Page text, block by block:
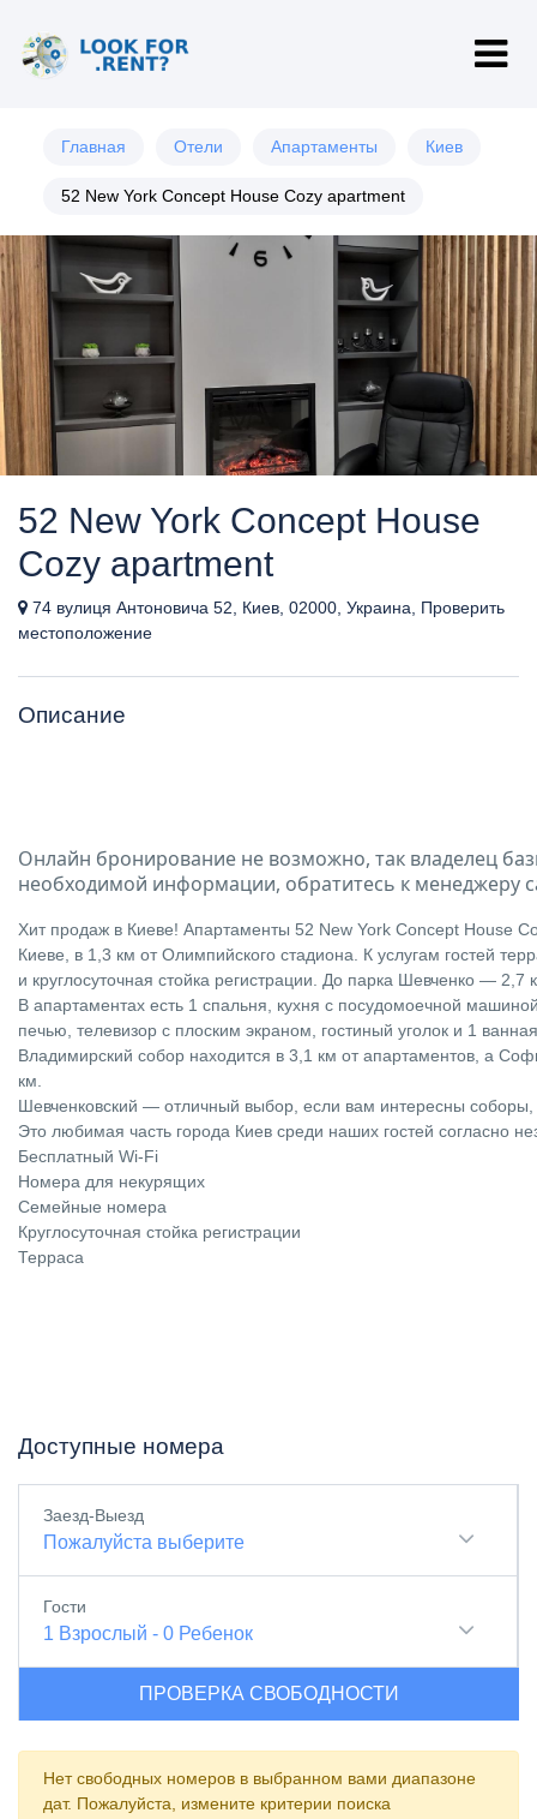
Главная Отели Апартаменты Киев
52 New York Concept House Cozy apartment
52 New York Concept House
Cozy apartment
74 вулиця Антоновича 52, Киев, 02000, Украина, Проверить
местоположение
Описание
Онлайн бронирование не возможно, так владелец
необходимой информации, обратитесь к менеджеру
Хит продаж в Киеве! Апартаменты 52 New York Concept House
Киеве, в 1,3 км от Олимпийского стадиона. К услугам гостей
и круглосуточная стойка регистрации. До парка Шевченко — 2,7
В апартаментах есть 1 спальня, кухня с посудомоечной
печью, телевизор с плоским экраном, гостиный уголок и 1
Владимирский собор находится в 3,1 км от апартаментов, а
км.
Шевченковский — отличный выбор, если вам интересны соборы,
Это любимая часть города Киев среди наших гостей согласно
Бесплатный Wi-Fi
Номера для некурящих
Семейные номера
Круглосуточная стойка регистрации
Терраса
Доступные номера
Заезд-Выезд
Пожалуйста выберите
Гости
1 Взрослый - 0 Ребенок
ПРОВЕРКА СВОБОДНОСТИ
Нет свободных номеров в выбранном вами диапазоне
дат. Пожалуйста, измените критерии поиска